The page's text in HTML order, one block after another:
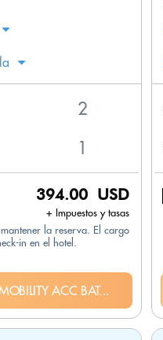
394.00 USD
+ Impuestos y tasas
la reserva. El cargo
in en el hotel.
ACC BAT...